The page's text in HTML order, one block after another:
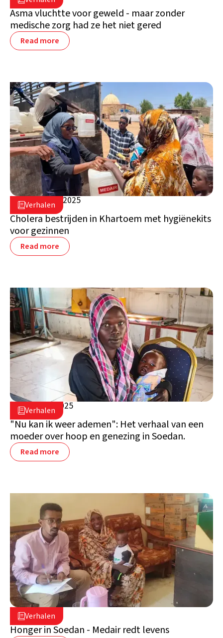
Soedan
Asma vluchtte voor geweld - maar zonder
medische zorg had ze het niet gered
Read more
Verhalen
9 december 2025
Soedan
Cholera bestrijden in Khartoem met hygiënekits
voor gezinnen
Read more
Verhalen
2 oktober 2025
Soedan
"Nu kan ik weer ademen": Het verhaal van een
moeder over hoop en genezing in Soedan.
Read more
Verhalen
19 juni 2025
Soedan
Honger in Soedan - Medair redt levens